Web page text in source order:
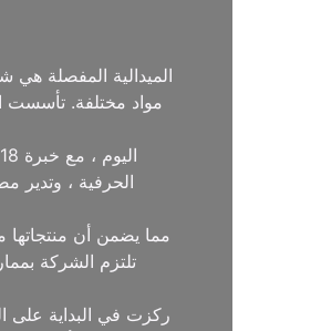
الميدالية المفصلة
ركزت في البداية على